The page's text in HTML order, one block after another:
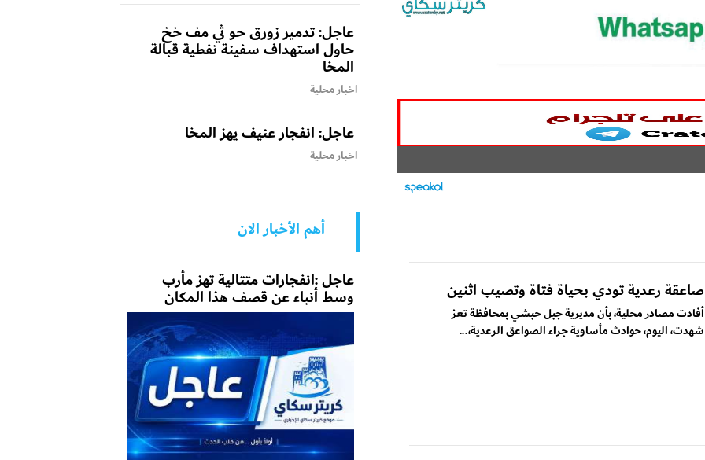
صاعقة رعدية تودي بحياة فتاة وتصيب اثنين
أفادت مصادر محلية، بأن مديرية جبل حبشي بمحافظة تعز
شهدت، اليوم، حوادث مأساوية جراء الصواعق الرعدية،...
عاجل: تدمير زورق حو ثي مف خخ
حاول استهداف سفينة نفطية قبالة
المخا
اخبار محلية
عاجل: انفجار عنيف يهز المخا
اخبار محلية
أهم الأخبار الان
عاجل :انفجارات متتالية تهز مأرب
وسط أنباء عن قصف هذا المكان